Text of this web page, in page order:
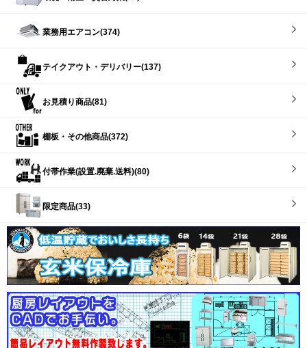
業務用エアコン(374)
テイクアウト・デリバリー(137)
お見積り商品(81)
棚板・その他商品(372)
付帯作業(設置.廃棄.送料)(80)
限定商品(33)